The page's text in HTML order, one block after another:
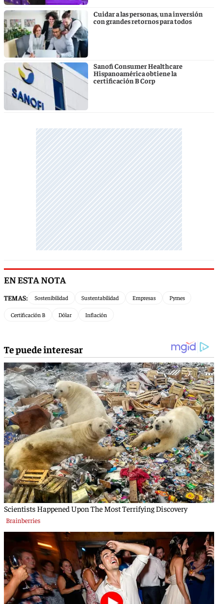
Cuidar a las personas, una inversión
con grandes retornos para todos
Sanofi Consumer Healthcare
Hispanoamérica obtiene la
certificación B Corp
EN ESTA NOTA
TEMAS: Sostenibilidad Sustentabilidad Empresas Pymes
Certificación B Dólar Inflación